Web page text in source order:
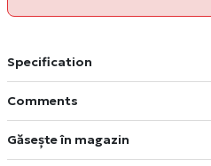
Specification
Comments
Găsește în magazin